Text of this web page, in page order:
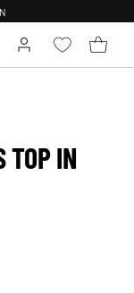
TOP IN